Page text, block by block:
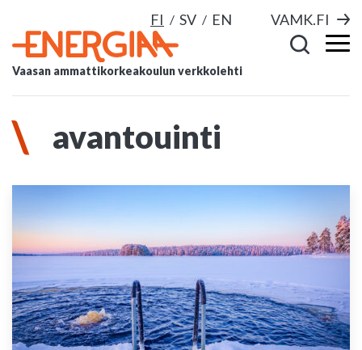
FI SV EN VAMK.FI
Vaasan ammattikorkeakoulun verkkolehti
avantouinti